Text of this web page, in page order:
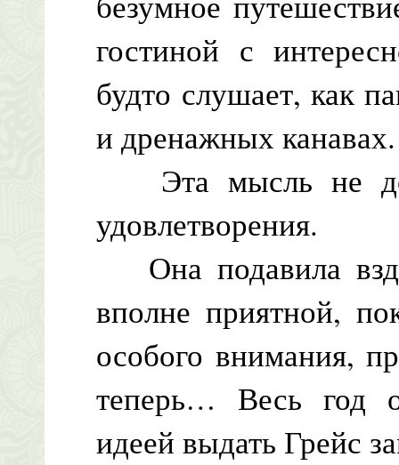
гостиной с
будто слушает, как
и дренажных канавах.
Эта мысль не
удовлетворения.
Она подавила
вполне приятной,
особого внимания,
теперь… Весь год
идеей выдать Грейс